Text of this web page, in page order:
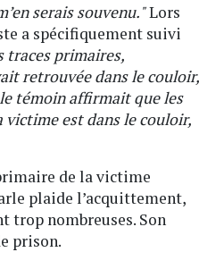
serais souvenu."Lors
a spécifiquement suivi
traces primaires,
retrouvée dans le couloir,
le témoin affirmait que les
victime est dans le couloir,
de la victime
plaide l’acquittement,
trop nombreuses. Son
prison.